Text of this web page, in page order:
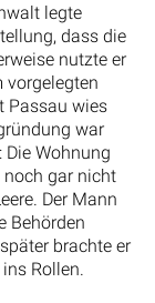
legte
dass die
nutzte er
vorgelegten
Passau wies
war
Wohnung
noch gar nicht
Der Mann
Behörden
brachte er
Rollen.